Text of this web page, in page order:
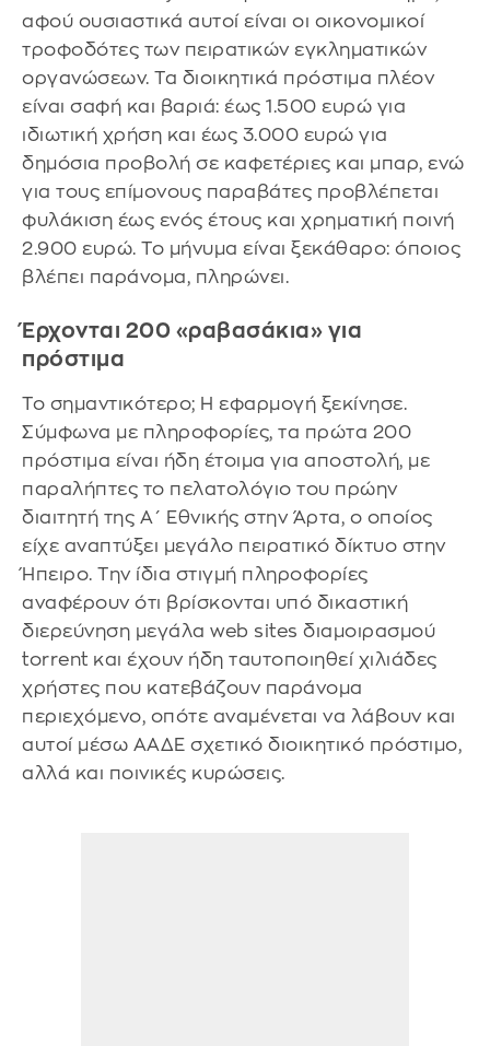
αφού ουσιαστικά αυτοί είναι οι οικονομικοί
τροφοδότες των πειρατικών εγκληματικών
οργανώσεων. Τα διοικητικά πρόστιμα πλέον
είναι σαφή και βαριά: έως 1.500 ευρώ για
ιδιωτική χρήση και έως 3.000 ευρώ για
δημόσια προβολή σε καφετέριες και μπαρ, ενώ
για τους επίμονους παραβάτες προβλέπεται
φυλάκιση έως ενός έτους και χρηματική ποινή
2.900 ευρώ. Το μήνυμα είναι ξεκάθαρο: όποιος
βλέπει παράνομα, πληρώνει.
Έρχονται 200 «ραβασάκια» για
πρόστιμα
Το σημαντικότερο; Η εφαρμογή ξεκίνησε.
Σύμφωνα με πληροφορίες, τα πρώτα 200
πρόστιμα είναι ήδη έτοιμα για αποστολή, με
παραλήπτες το πελατολόγιο του πρώην
διαιτητή της Α΄ Εθνικής στην Άρτα, ο οποίος
είχε αναπτύξει μεγάλο πειρατικό δίκτυο στην
Ήπειρο. Την ίδια στιγμή πληροφορίες
αναφέρουν ότι βρίσκονται υπό δικαστική
διερεύνηση μεγάλα web sites διαμοιρασμού
torrent και έχουν ήδη ταυτοποιηθεί χιλιάδες
χρήστες που κατεβάζουν παράνομα
περιεχόμενο, οπότε αναμένεται να λάβουν και
αυτοί μέσω ΑΑΔΕ σχετικό διοικητικό πρόστιμο,
αλλά και ποινικές κυρώσεις.